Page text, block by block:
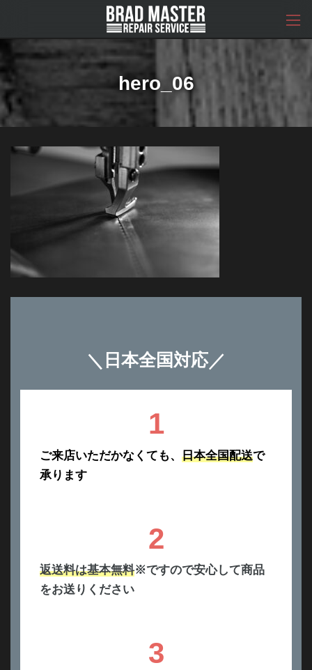
ン
へ
ス
キ
ッ
プ
ー
ョ
ン
に
移
動
hero_06
＼ 日本全国対応／
1
ご来店いただかなくても、 日本全国配送で
承ります
2
返送料は基本無料※ですので安心して商品
をお送りください
3